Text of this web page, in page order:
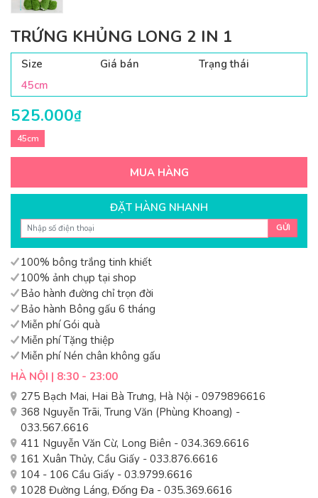
TRỨNG KHỦNG LONG 2 IN 1
Size Giá bán
Trạng thái
45cm
525.000₫
45cm
MUA HÀNG
ĐẶT HÀNG NHANH
GỬI
100% bông trắng tinh khiết
100% ảnh chụp tại shop
Bảo hành đường chỉ trọn đời
Bảo hành Bông gấu 6 tháng
Miễn phí Gói quà
Miễn phí Tặng thiệp
Miễn phí Nén chân không gấu
HÀ NỘI | 8:30 - 23:00
275 Bạch Mai, Hai Bà Trưng, Hà Nội - 0979896616
368 Nguyễn Trãi, Trung Văn (Phùng Khoang) -
033.567.6616
411 Nguyễn Văn Cừ, Long Biên - 034.369.6616
161 Xuân Thủy, Cầu Giấy - 033.876.6616
104 - 106 Cầu Giấy - 03.9799.6616
1028 Đường Láng, Đống Đa - 035.369.6616